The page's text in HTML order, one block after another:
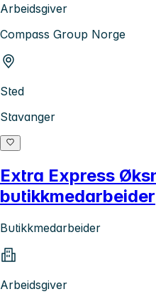
Arbeidsgiver
Compass Group Norge
Sted
Stavanger
Extra Express
butikkmedarbeider
Butikkmedarbeider
Arbeidsgiver